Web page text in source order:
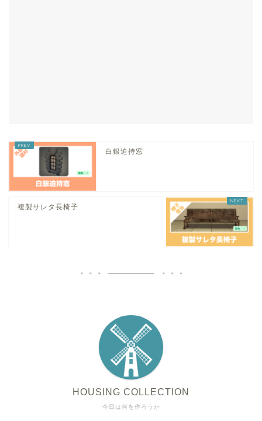
白銀迫持窓
複製サレタ長椅子
今日は何を作ろうか
HOUSING COLLECTION